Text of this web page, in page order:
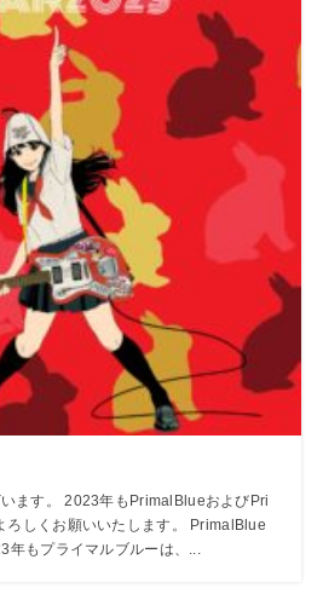
ます。 2023年もPrimalBlueおよびPri
しくお願いいたします。 PrimalBlue
年もプライマルブルーは、...